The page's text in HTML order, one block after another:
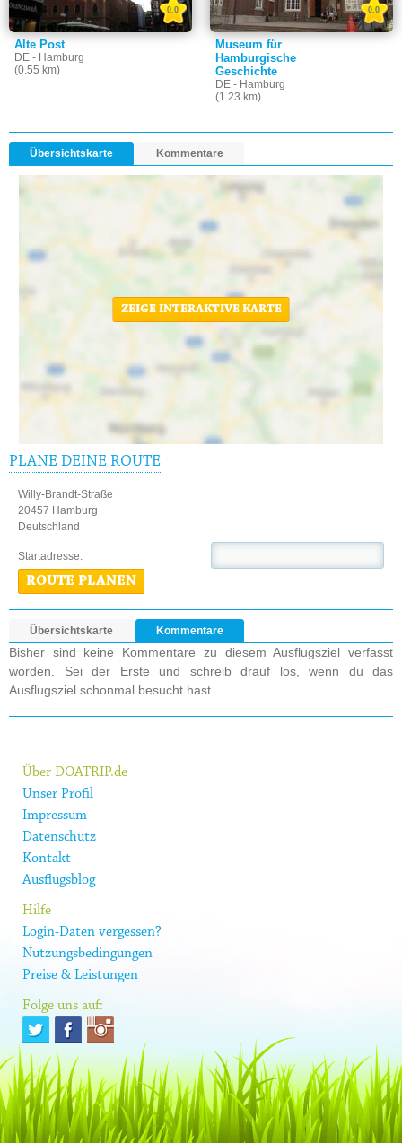
Alte Post
DE - Hamburg
(0.55 km)
0.0
Museum für
Hamburgische
Geschichte
DE - Hamburg
(1.23 km)
0.0
Übersichtskarte Kommentare
ZEIGE INTERAKTIVE KARTE
PLANE DEINE ROUTE
Willy-Brandt-Straße
20457 Hamburg
Deutschland
Startadresse:
ROUTE PLANEN
Übersichtskarte Kommentare
Bisher sind keine Kommentare zu diesem Ausflugsziel verfasst
worden. Sei der Erste und schreib drauf los, wenn du das
Ausflugsziel schonmal besucht hast.
Über DOATRIP.de
Unser Profil
Impressum
Datenschutz
Kontakt
Ausflugsblog
Hilfe
Login-Daten vergessen?
Nutzungsbedingungen
Preise & Leistungen
Folge uns auf: